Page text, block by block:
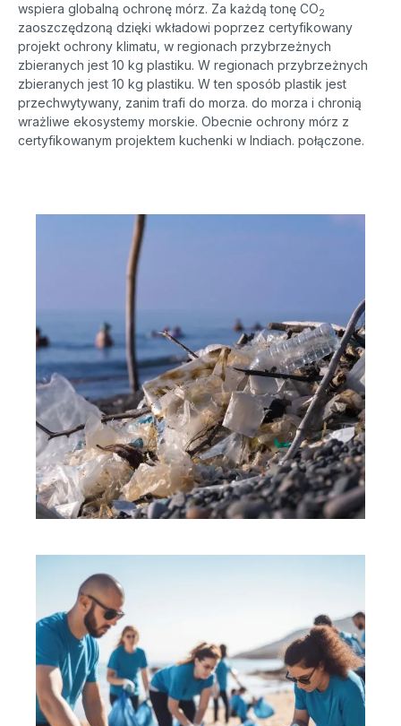
wspiera globalną ochronę mórz. Za każdą tonę CO2
zaoszczędzoną dzięki wkładowi poprzez certyfikowany
projekt ochrony klimatu, w regionach przybrzeżnych
zbieranych jest 10 kg plastiku. W regionach przybrzeżnych
zbieranych jest 10 kg plastiku. W ten sposób plastik jest
przechwytywany, zanim trafi do morza. do morza i chronią
wrażliwe ekosystemy morskie. Obecnie ochrony mórz z
certyfikowanym projektem kuchenki w Indiach. połączone.